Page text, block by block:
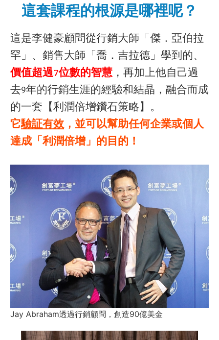
這套課程的根源是哪裡呢？​
這是李健豪顧問從行銷大師「傑．亞伯拉
罕」、銷售大師「喬．吉拉德」學到的、
價值超過7位數的智慧 ，再加上他自己過
去9年的行銷生涯的經驗和結晶，融合而成
的一套【利潤倍增鑽石策略】。
它​驗証有效 ，並可以幫助任何企業或個人
達成「利潤倍增」的目的！​
​Jay Abraham透過行銷顧問，創造90億美金